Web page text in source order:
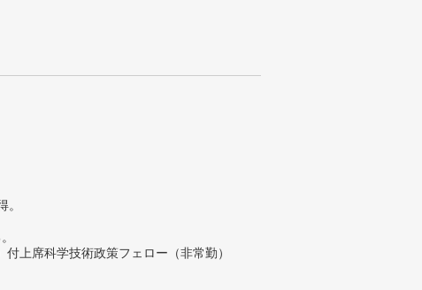
上席科学技術政策フェロー（非常勤）